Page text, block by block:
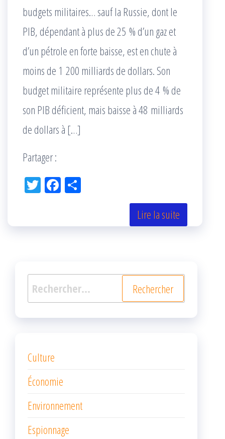
budgets militaires… sauf la Russie, dont le
PIB, dépendant à plus de 25 % d’un gaz et
d’un pétrole en forte baisse, est en chute à
moins de 1 200 milliards de dollars. Son
budget militaire représente plus de 4 % de
son PIB déficient, mais baisse à 48 milliards
de dollars à […]
Partager :
Tw Fac
k r
Lire la suite
Rechercher :
Culture
Économie
Environnement
Espionnage